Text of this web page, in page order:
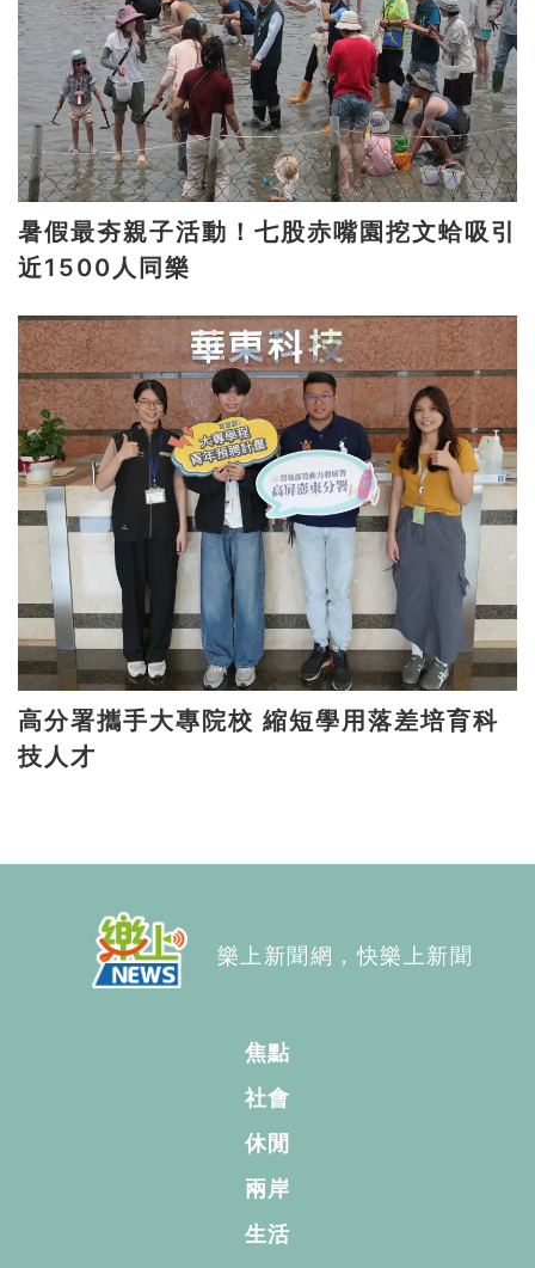
暑假最夯親子活動！七股赤嘴園挖文蛤吸引
近1500人同樂
高分署攜手大專院校 縮短學用落差培育科
技人才
樂上新聞網，快樂上新聞
焦點
社會
休閒
兩岸
生活